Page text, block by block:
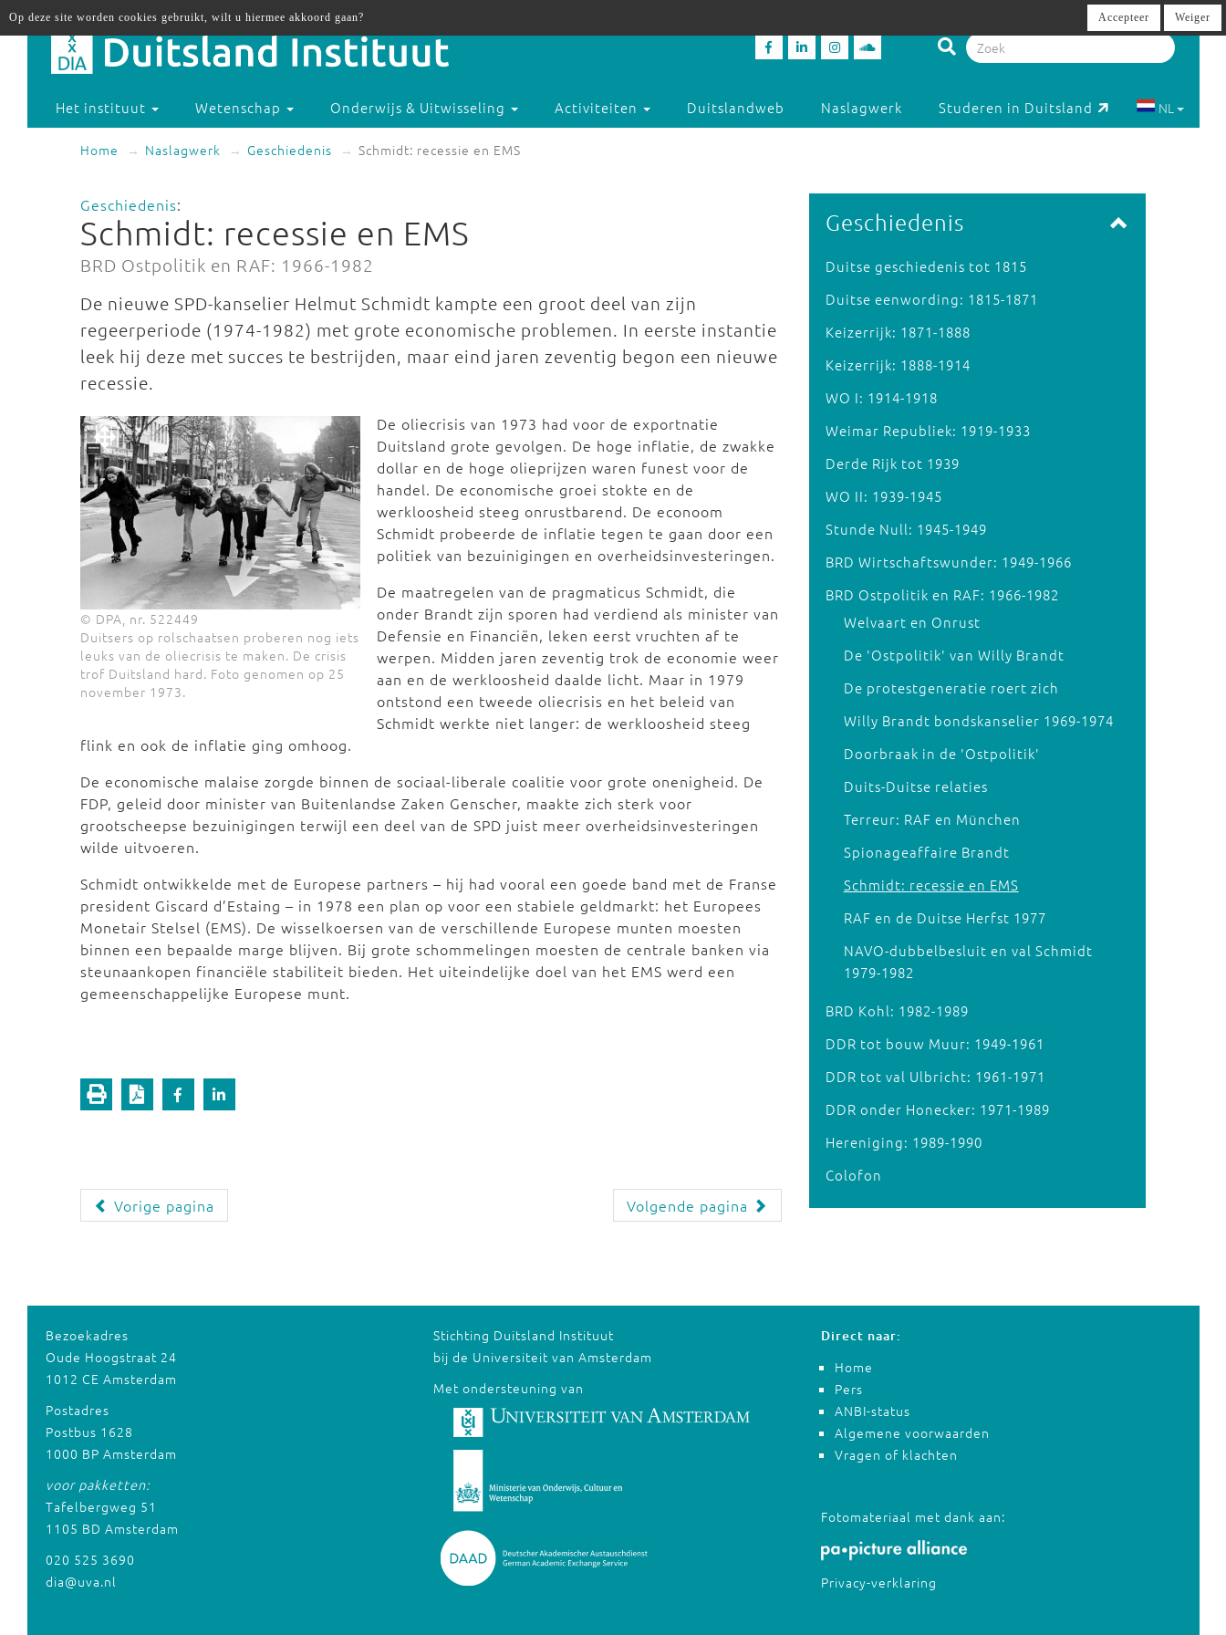
Het instituut Wetenschap Onderwijs & Uitwisseling Activiteiten Duitslandweb Naslagwerk Studeren in Duitsland NL
Home Naslagwerk Geschiedenis Schmidt: recessie en EMS
Geschiedenis:
Schmidt: recessie en EMS
BRD Ostpolitik en RAF: 1966-1982
De nieuwe SPD-kanselier Helmut Schmidt kampte een groot deel van zijn
regeerperiode (1974-1982) met grote economische problemen. In eerste instantie
leek hij deze met succes te bestrijden, maar eind jaren zeventig begon een nieuwe
recessie.
© DPA, nr. 522449
Duitsers op rolschaatsen proberen nog iets
leuks van de oliecrisis te maken. De crisis
trof Duitsland hard. Foto genomen op 25
november 1973.
De oliecrisis van 1973 had voor de exportnatie
Duitsland grote gevolgen. De hoge inflatie, de zwakke
dollar en de hoge olieprijzen waren funest voor de
handel. De economische groei stokte en de
werkloosheid steeg onrustbarend. De econoom
Schmidt probeerde de inflatie tegen te gaan door een
politiek van bezuinigingen en overheidsinvesteringen.
De maatregelen van de pragmaticus Schmidt, die
onder Brandt zijn sporen had verdiend als minister van
Defensie en Financiën, leken eerst vruchten af te
werpen. Midden jaren zeventig trok de economie weer
aan en de werkloosheid daalde licht. Maar in 1979
ontstond een tweede oliecrisis en het beleid van
Schmidt werkte niet langer: de werkloosheid steeg
flink en ook de inflatie ging omhoog.
De economische malaise zorgde binnen de sociaal-liberale coalitie voor grote onenigheid. De
FDP, geleid door minister van Buitenlandse Zaken Genscher, maakte zich sterk voor
grootscheepse bezuinigingen terwijl een deel van de SPD juist meer overheidsinvesteringen
wilde uitvoeren.
Schmidt ontwikkelde met de Europese partners – hij had vooral een goede band met de Franse
president Giscard d’Estaing – in 1978 een plan op voor een stabiele geldmarkt: het Europees
Monetair Stelsel (EMS). De wisselkoersen van de verschillende Europese munten moesten
binnen een bepaalde marge blijven. Bij grote schommelingen moesten de centrale banken via
steunaankopen financiële stabiliteit bieden. Het uiteindelijke doel van het EMS werd een
gemeenschappelijke Europese munt.
Vorige pagina Volgende pagina
Geschiedenis
Duitse geschiedenis tot 1815
Duitse eenwording: 1815-1871
Keizerrijk: 1871-1888
Keizerrijk: 1888-1914
WO I: 1914-1918
Weimar Republiek: 1919-1933
Derde Rijk tot 1939
WO II: 1939-1945
Stunde Null: 1945-1949
BRD Wirtschaftswunder: 1949-1966
BRD Ostpolitik en RAF: 1966-1982
Welvaart en Onrust
De 'Ostpolitik' van Willy Brandt
De protestgeneratie roert zich
Willy Brandt bondskanselier 1969-1974
Doorbraak in de 'Ostpolitik'
Duits-Duitse relaties
Terreur: RAF en München
Spionageaffaire Brandt
Schmidt: recessie en EMS
RAF en de Duitse Herfst 1977
NAVO-dubbelbesluit en val Schmidt
1979-1982
BRD Kohl: 1982-1989
DDR tot bouw Muur: 1949-1961
DDR tot val Ulbricht: 1961-1971
DDR onder Honecker: 1971-1989
Hereniging: 1989-1990
Colofon
Bezoekadres
Oude Hoogstraat 24
1012 CE Amsterdam
Postadres
Postbus 1628
1000 BP Amsterdam
voor pakketten:
Tafelbergweg 51
1105 BD Amsterdam
020 525 3690
dia@uva.nl
Stichting Duitsland Instituut
bij de Universiteit van Amsterdam
Met ondersteuning van
Direct naar:
Home
Pers
ANBI-status
Algemene voorwaarden
Vragen of klachten
Fotomateriaal met dank aan:
Privacy-verklaring
Op deze site worden cookies gebruikt, wilt u hiermee akkoord gaan? Accepteer Weiger